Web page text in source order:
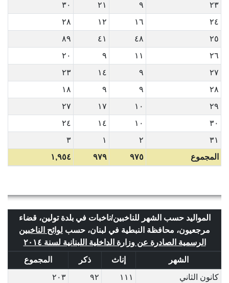
٢٣
٩ ٢١
٣٠
٢٤
١٦ ١٢
٢٨
٢٥
٤٨ ٤١
٨٩
٢٦
١١ ٩
٢٠
٢٧
٩ ١٤
٢٣
٢٨
٩ ٩
١٨
٢٩
١٠ ١٧
٢٧
٣٠
١٠ ١٤
٢٤
٣١
٢ ١
٣
المجموع
٩٧٥ ٩٧٩ ١,٩٥٤
المواليد حسب الشهر للناخبين/ناخبات في بلدة تولين، قضاء
مرجعيون، محافظة النبطية في لبنان، حسب لوائح الناخبين
الرسمية الصادرة عن وزارة الداخلية اللبنانية لسنة ٢٠١٤
الشهر
إناث ذكر
المجموع
كانون الثاني
١١١ ٩٢
٢٠٣